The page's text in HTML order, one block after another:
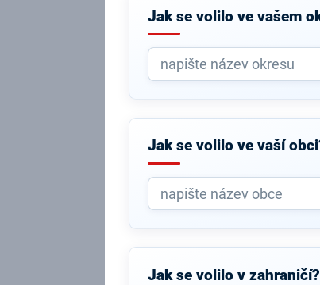
Jak se volilo ve vašem
Jak se volilo ve vaší
Jak se volilo v zahraničí?